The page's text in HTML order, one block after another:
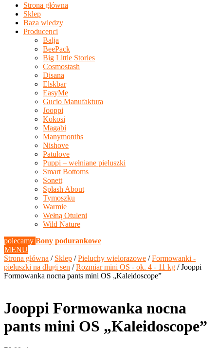
Strona główna
Sklep
Baza wiedzy
Producenci
Balja
BeePack
Big Little Stories
Cosmostash
Disana
Elskbar
EasyMe
Gucio Manufaktura
Jooppi
Kokosi
Magabi
Manymonths
Nishove
Patulove
Puppi – wełniane pieluszki
Smart Bottoms
Sonett
Splash About
Tymoszku
Warmie
Wełną Otuleni
Wild Nature
polecamy Bony podurankowe
MENU
Strona główna / Sklep /Pieluchy wielorazowe /Formowanki -
pieluszki na długi sen /Rozmiar mini OS - ok. 4 - 11 kg / Jooppi
Formowanka nocna pants mini OS „Kaleidoscope”
Jooppi Formowanka nocna
pants mini OS „Kaleidoscope”